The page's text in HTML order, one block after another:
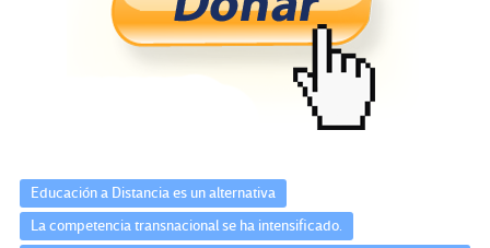
er a
m
dI
n
p
ar
tir
Educación a Distancia es un alternativa
La competencia transnacional se ha intensificado.